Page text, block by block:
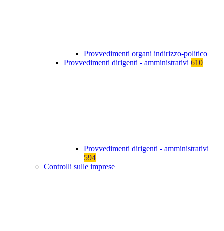
Provvedimenti organi indirizzo-politico
Provvedimenti dirigenti - amministrativi 610
Provvedimenti dirigenti - amministrativi
594
Controlli sulle imprese